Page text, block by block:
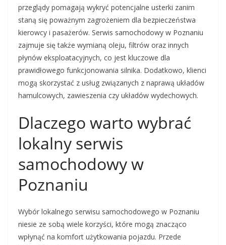
przeglądy pomagają wykryć potencjalne usterki zanim
staną się poważnym zagrożeniem dla bezpieczeństwa
kierowcy i pasażerów. Serwis samochodowy w Poznaniu
zajmuje się także wymianą oleju, filtrów oraz innych
płynów eksploatacyjnych, co jest kluczowe dla
prawidłowego funkcjonowania silnika. Dodatkowo, klienci
mogą skorzystać z usług związanych z naprawą układów
hamulcowych, zawieszenia czy układów wydechowych.
Dlaczego warto wybrać
lokalny serwis
samochodowy w
Poznaniu
Wybór lokalnego serwisu samochodowego w Poznaniu
niesie ze sobą wiele korzyści, które mogą znacząco
wpłynąć na komfort użytkowania pojazdu. Przede